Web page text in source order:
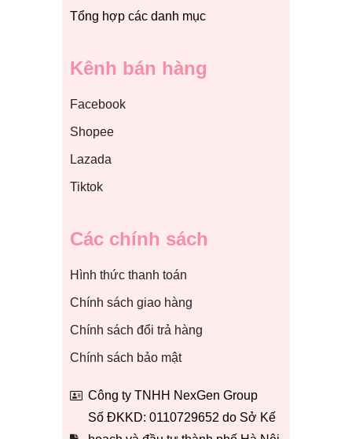
Tổng hợp các danh mục
Kênh bán hàng
Facebook
Shopee
Lazada
Tiktok
Các chính sách
Hình thức thanh toán
Chính sách giao hàng
Chính sách đổi trả hàng
Chính sách bảo mật
Công ty TNHH NexGen Group
Số ĐKKD: 0110729652 do Sở Kế